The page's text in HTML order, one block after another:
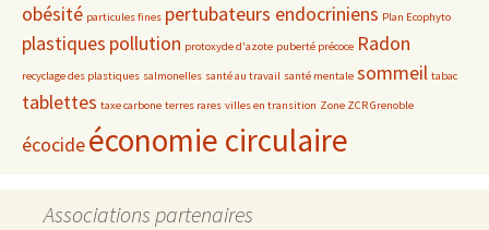
obésité particules fines pertubateurs endocriniens Plan Ecophyto
plastiques pollution protoxyde d'azote puberté précoce Radon
recyclage des plastiques salmonelles santé au travail santé mentale sommeil tabac
tablettes taxe carbone terres rares villes en transition Zone ZCR Grenoble
écocideéconomie circulaire
Associations partenaires